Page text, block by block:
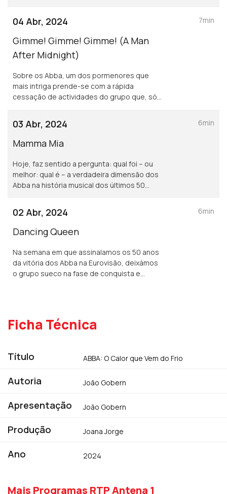
regresso?
04 Abr, 2024
Gimme! Gimme! Gimme! (A Man
After Midnight)
Sobre os Abba, um dos pormenores que
mais intriga prende-se com a rápida
cessação de actividades do grupo que, só
7min
03 Abr, 2024
Mamma Mia
Hoje, faz sentido a pergunta: qual foi – ou
melhor: qual é – a verdadeira dimensão dos
Abba na história musical dos últimos 50
6min
02 Abr, 2024
Dancing Queen
Na semana em que assinalamos os 50 anos
da vitória dos Abba na Eurovisão, deixámos
o grupo sueco na fase de conquista e
6min
Ficha Técnica
Título ABBA: O Calor que Vem do Frio
Autoria João Gobern
Apresentação João Gobern
Produção Joana Jorge
Ano 2024
Mais Programas RTP Antena 1